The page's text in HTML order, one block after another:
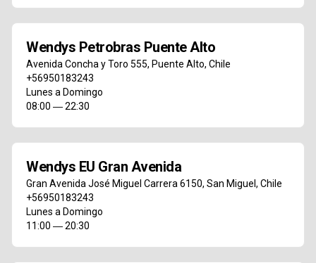
Wendys Petrobras Puente Alto
Avenida Concha y Toro 555, Puente Alto, Chile
+56950183243
Lunes a Domingo
08:00 ― 22:30
Wendys EU Gran Avenida
Gran Avenida José Miguel Carrera 6150, San Miguel , Chile
+56950183243
Lunes a Domingo
11:00 ― 20:30